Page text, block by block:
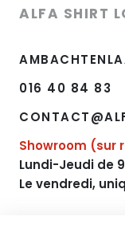
ALFA SHIRT
016 40 84 83
Showroom (sur
Lundi-Jeudi de
Le vendredi,